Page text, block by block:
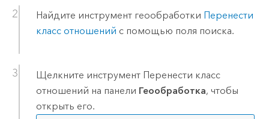
Найдите инструмент геообработки Перенести
класс отношений с помощью поля поиска.
Щелкните инструмент Перенести класс
отношений на панели Геообработка, чтобы
открыть его.